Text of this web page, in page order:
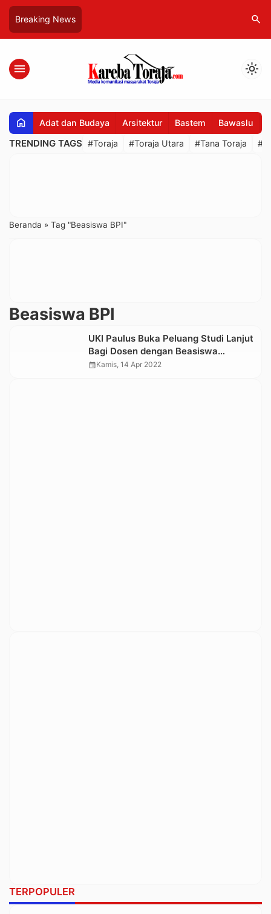
Breaking News search
menu light_mode
home Adat dan Budaya Arsitektur Bastem Bawaslu
TRENDING TAGS #Toraja #Toraja Utara #Tana Toraja
Beranda » Tag "Beasiswa BPI"
Beasiswa BPI
UKI Paulus Buka Peluang Studi Lanjut
Bagi Dosen dengan Beasiswa
Pendidikan Indonesia
calendar_monthKamis, 14 Apr 2022
TERPOPULER